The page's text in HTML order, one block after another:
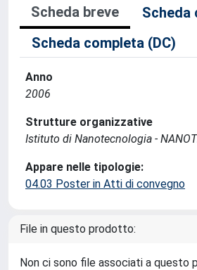
Scheda breve
Scheda
Scheda completa (DC)
Anno
2006
Strutture organizzative
Istituto di Nanotecnologia -
Appare nelle tipologie:
04.03 Poster in Atti di convegno
File in questo prodotto:
Non ci sono file associati a questo